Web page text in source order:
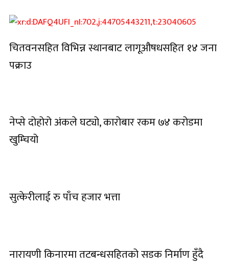
चितवनसहित विभिन्न स्थानबाट लागूऔषधसहित १४ जना
पक्राउ
नेप्से दोहोरो अंकले घट्यो, कारोबार रकम ७४ करोडमा
खुम्चियो
सुत्केरीलाई रु पाँच हजार भत्ता
नारायणी किनारमा तटबन्धसहितको सडक निर्माण हुँदै